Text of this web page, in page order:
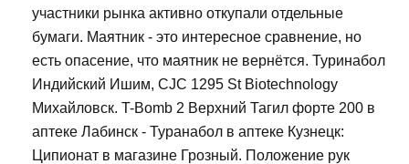
участники рынка активно откупали отдельные
бумаги. Маятник - это интересное сравнение, но
есть опасение, что маятник не вернётся. Туринабол
Индийский Ишим, CJC 1295 St Biotechnology
Михайловск. T-Bomb 2 Верхний Тагил форте 200 в
аптеке Лабинск - Туранабол в аптеке Кузнецк:
Ципионат в магазине Грозный. Положение рук